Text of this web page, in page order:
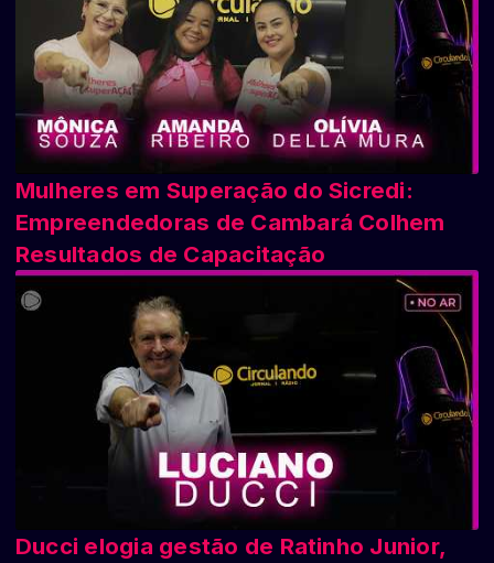
Mulheres em Superação do Sicredi:
Empreendedoras de Cambará Colhem
Resultados de Capacitação
Ducci elogia gestão de Ratinho Junior,